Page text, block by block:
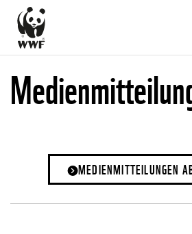
Direkt
zum
Inhalt
MEDIENMITTEILUNGEN